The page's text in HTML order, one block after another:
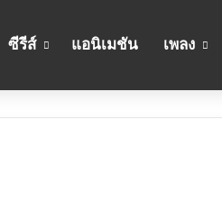
ซีรีส์ แอนิเมชัน เพลง